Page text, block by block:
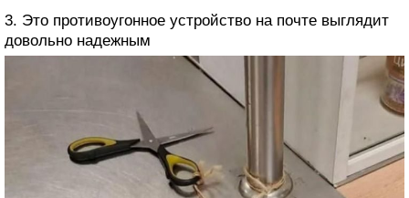
3. Это противоугонное устройство на почте выглядит
довольно надежным